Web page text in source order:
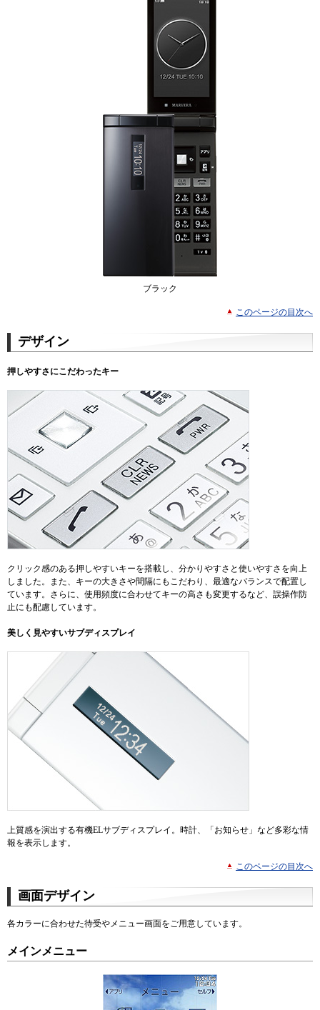
ブラック
このページの目次へ
デザイン
押しやすさにこだわったキー
クリック感のある押しやすいキーを搭載し、分かりやすさと使いやすさを向上
しました。また、キーの大きさや間隔にもこだわり、最適なバランスで配置し
ています。さらに、使用頻度に合わせてキーの高さも変更するなど、誤操作防
止にも配慮しています。
美しく見やすいサブディスプレイ
上質感を演出する有機ELサブディスプレイ。時計、「お知らせ」など多彩な情
報を表示します。
このページの目次へ
画面デザイン
各カラーに合わせた待受やメニュー画面をご用意しています。
メインメニュー